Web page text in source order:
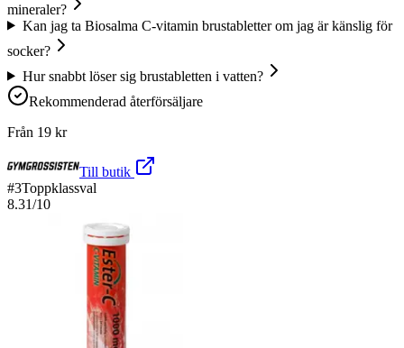
mineraler?
Kan jag ta Biosalma C-vitamin brustabletter om jag är känslig för
socker?
Hur snabbt löser sig brustabletten i vatten?
Rekommenderad återförsäljare
Från 19 kr
Till butik
#3Toppklassval
8.31/10